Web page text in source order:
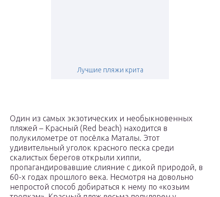
Лучшие пляжи крита
Один из самых экзотических и необыкновенных
пляжей – Красный (Red beach) находится в
полукилометре от посёлка Маталы. Этот
удивительный уголок красного песка среди
скалистых берегов открыли хиппи,
пропагандировавшие слияние с дикой природой, в
60-х годах прошлого века. Несмотря на довольно
непростой способ добираться к нему по «козьим